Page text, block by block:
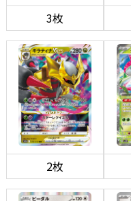
3枚
2枚